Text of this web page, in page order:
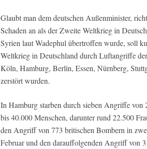
Glaubt man dem deutschen Außenminister,
Schaden an als der Zweite Weltkrieg in
Syrien laut Wadephul übertroffen wurde, soll
Weltkrieg in Deutschland durch Luftangriffe
Köln, Hamburg, Berlin, Essen, Nürnberg,
zerstört wurden.
In Hamburg starben durch sieben Angriffe
bis 40.000 Menschen, darunter rund 22.500
den Angriff von 773 britischen Bombern in
Februar und den darauffolgenden Angriff von